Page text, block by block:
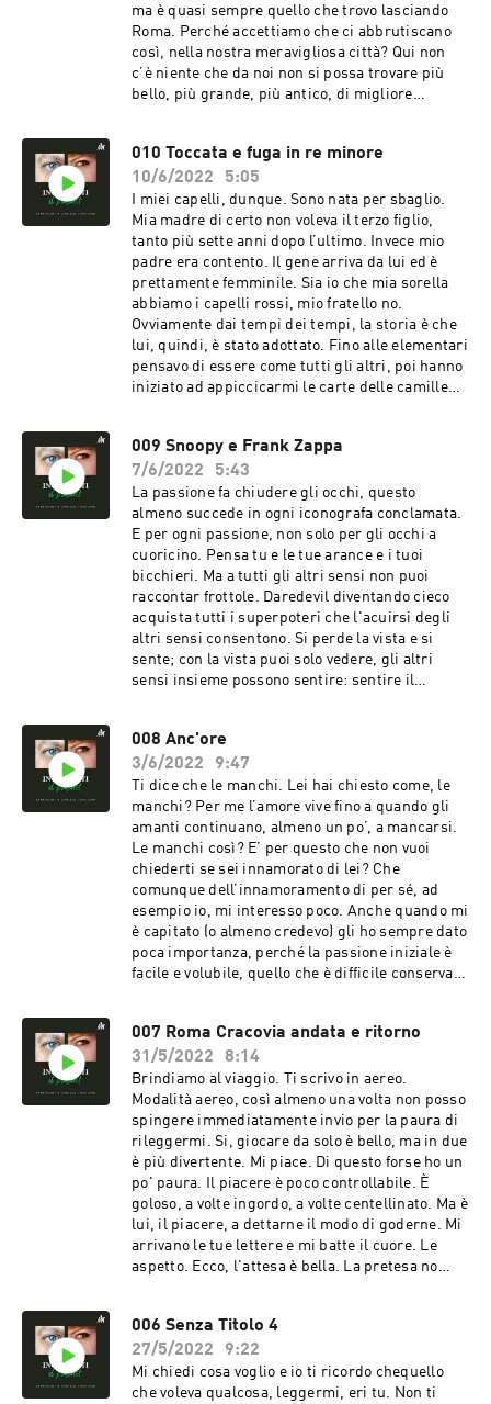
ma è quasi sempre quello che trovo lasciando
Roma. Perché accettiamo che ci abbrutiscano
così, nella nostra meravigliosa città? Qui non
c’è niente che da noi non si possa trovare più
bello, più grande, più antico, di migliore
010 Toccata e fuga in re minore
10/6/2022
5:05
I miei capelli, dunque. Sono nata per sbaglio.
Mia madre di certo non voleva il terzo figlio,
tanto più sette anni dopo l’ultimo. Invece mio
padre era contento. Il gene arriva da lui ed è
prettamente femminile. Sia io che mia sorella
abbiamo i capelli rossi, mio fratello no.
Ovviamente dai tempi dei tempi, la storia è che
lui, quindi, è stato adottato. Fino alle elementari
pensavo di essere come tutti gli altri, poi hanno
iniziato ad appiccicarmi le carte delle camille
vedono. Anzi.
009 Snoopy e Frank Zappa
7/6/2022
5:43
La passione fa chiudere gli occhi, questo
almeno succede in ogni iconografa conclamata.
E per ogni passione, non solo per gli occhi a
cuoricino. Pensa tu e le tue arance e i tuoi
bicchieri. Ma a tutti gli altri sensi non puoi
raccontar frottole. Daredevil diventando cieco
acquista tutti i superpoteri che l'acuirsi degli
altri sensi consentono. Si perde la vista e si
sente; con la vista puoi solo vedere, gli altri
sensi insieme possono sentire: sentire il
tua voce interiore e il sangue scorrere appena al
di sotto delle tempie pulsanti.
008 Anc'ore
3/6/2022
9:47
Ti dice che le manchi. Lei hai chiesto come, le
manchi? Per me l’amore vive fino a quando gli
amanti continuano, almeno un po’, a mancarsi.
Le manchi così? E’ per questo che non vuoi
chiederti se sei innamorato di lei? Che
comunque dell’innamoramento di per sé, ad
esempio io, mi interesso poco. Anche quando mi
è capitato (o almeno credevo) gli ho sempre dato
poca importanza, perché la passione iniziale è
facile e volubile, quello che è difficile conservare
esiste il crepitio del caminetto che andrebbe
alimentato di continuo per evitare che si
spenga, perché poi riaccenderlo, è dura.
007 Roma Cracovia andata e ritorno
31/5/2022
8:14
Brindiamo al viaggio. Ti scrivo in aereo.
Modalità aereo, così almeno una volta non posso
spingere immediatamente invio per la paura di
rileggermi. Si, giocare da solo è bello, ma in due
è più divertente. Mi piace. Di questo forse ho un
po' paura. Il piacere è poco controllabile. È
goloso, a volte ingordo, a volte centellinato. Ma è
lui, il piacere, a dettarne il modo di goderne. Mi
arrivano le tue lettere e mi batte il cuore. Le
aspetto. Ecco, l'attesa è bella. La pretesa no
006 Senza Titolo 4
27/5/2022
9:22
Mi chiedi cosa voglio e io ti ricordo chequello
che voleva qualcosa, leggermi, eri tu. Non ti